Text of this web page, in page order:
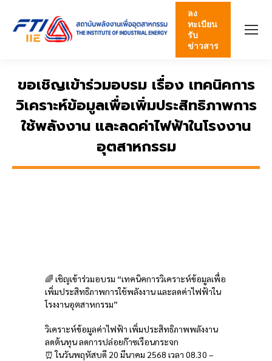
ลง
ทะเบียน
รับ
ข่าวสาร
ขอเชิญเข้าร่วมอบรม เรื่อง เทคนิคการ
วิเคราะห์ข้อมูลเพื่อเพิ่มประสิทธิภาพการ
ใช้พลังงาน และลดค่าไฟฟ้าในโรงงาน
อุตสาหกรรม
🌈 เชิญเข้าร่วมอบรม “เทคนิคการวิเคราะห์ข้อมูลเพื่อ
เพิ่มประสิทธิภาพการใช้พลังงาน และลดค่าไฟฟ้าใน
โรงงานอุตสาหกรรม”
วิเคราะห์ข้อมูลค่าไฟฟ้า เพิ่มประสิทธิภาพพลังงาน
ลดต้นทุน ลดการปล่อยก๊าซเรือนกระจก
⏰ ในวันพฤหัสบดี 20 มีนาคม 2568 เวลา 08.30 –